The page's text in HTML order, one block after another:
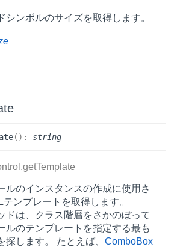
シンボルのサイズを取得します。
( ) : string
.getTemplate
ルのインスタンスの作成に使用さ
ンプレートを取得します。
ドは、クラス階層をさかのぼって
ルのテンプレートを指定する最も
探します。 たとえば、 ComboBox